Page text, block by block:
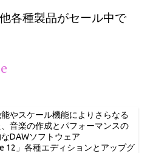
各種製品がセール中で
やスケール機能によりさらなる
音楽の作成とパフォーマンスの
DAWソフトウェア
12」各種エディションとアップグ